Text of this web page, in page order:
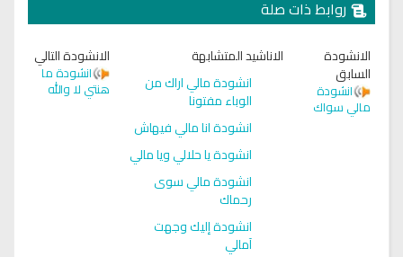
روابط ذات صلة
الانشودة
السابق
انشودة
مالي سواك
الاناشيد المتشابهة
انشودة مالي اراك من
الوباء مفتونا
انشودة انا مالي فيهاش
انشودة يا حلالي ويا مالي
انشودة مالي سوى
رحماك
انشودة إليك وجهت
آمالي
الانشودة التالي
انشودة ما
هنتي لا والله